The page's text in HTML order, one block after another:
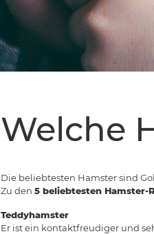
Welche
Die beliebtesten Hamster sind
Zu den 5 beliebtesten Hamster-
Teddyhamster
Er ist ein kontaktfreudiger und